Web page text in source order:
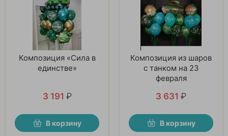
Композиция «Сила в
единстве»
3 191 ₽
В корзину
Композиция из шаров
с танком на 23
февраля
3 631 ₽
В корзину